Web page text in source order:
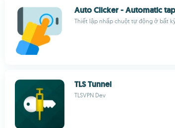
Auto Clicker - Automatic tap
Thiết lập nhấp chuột tự động ở bất
TLS Tunnel
TLSVPN Dev